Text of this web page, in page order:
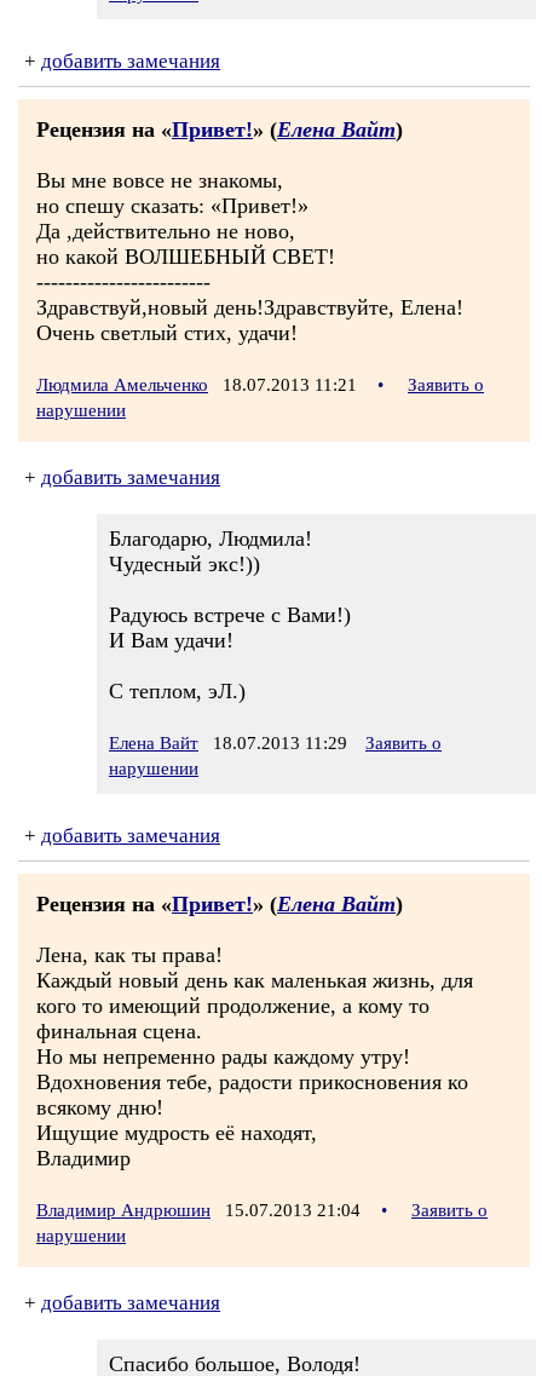
+ добавить замечания
Рецензия на «Привет!» (Елена Вайт)
Вы мне вовсе не знакомы,
но спешу сказать: «Привет!»
Да ,действительно не ново,
но какой ВОЛШЕБНЫЙ СВЕТ!
------------------------
Здравствуй,новый день!Здравствуйте, Елена!
Очень светлый стих, удачи!
Людмила Амельченко 18.07.2013 11:21 •
Заявить о
нарушении
+ добавить замечания
Благодарю, Людмила!
Чудесный экс!))
Радуюсь встрече с Вами!)
И Вам удачи!
С теплом, эЛ.)
Елена Вайт 18.07.2013 11:29
Заявить о
нарушении
+ добавить замечания
Рецензия на «Привет!» (Елена Вайт)
Лена, как ты права!
Каждый новый день как маленькая жизнь, для
кого то имеющий продолжение, а кому то
финальная сцена.
Но мы непременно рады каждому утру!
Вдохновения тебе, радости прикосновения ко
всякому дню!
Ищущие мудрость её находят,
Владимир
Владимир Андрюшин 15.07.2013 21:04 •
Заявить о
нарушении
+ добавить замечания
Спасибо большое, Володя!